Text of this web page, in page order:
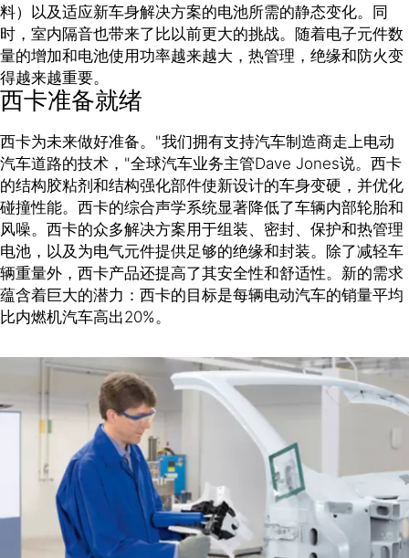
料）以及适应新车身解决方案的电池所需的静态变化。同
时，室内隔音也带来了比以前更大的挑战。随着电子元件数
量的增加和电池使用功率越来越大，热管理，绝缘和防火变
得越来越重要。
西卡准备就绪
西卡为未来做好准备。"我们拥有支持汽车制造商走上电动
汽车道路的技术，"全球汽车业务主管Dave Jones说。西卡
的结构胶粘剂和结构强化部件使新设计的车身变硬，并优化
碰撞性能。西卡的综合声学系统显著降低了车辆内部轮胎和
风噪。西卡的众多解决方案用于组装、密封、保护和热管理
电池，以及为电气元件提供足够的绝缘和封装。除了减轻车
辆重量外，西卡产品还提高了其安全性和舒适性。新的需求
蕴含着巨大的潜力：西卡的目标是每辆电动汽车的销量平均
比内燃机汽车高出20%。